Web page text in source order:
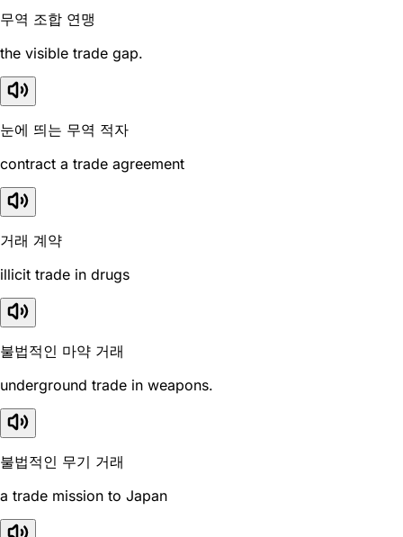
무역 조합 연맹
the visible trade gap.
눈에 띄는 무역 적자
contract a trade agreement
거래 계약
illicit trade in drugs
불법적인 마약 거래
underground trade in weapons.
불법적인 무기 거래
a trade mission to Japan